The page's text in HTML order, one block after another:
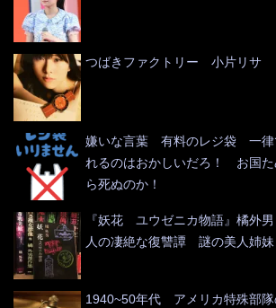
つばきファクトリー 小片リサ
嫌いな言葉 有料のレジ袋 一律
れるのはおかしいだろ！ お国た
ら死ぬのか！
『妖花 ユウゼニカ物語』橘外
人の凄絶な復讐譚 謎の美人姉妹
1940~50年代 アメリカ特殊部